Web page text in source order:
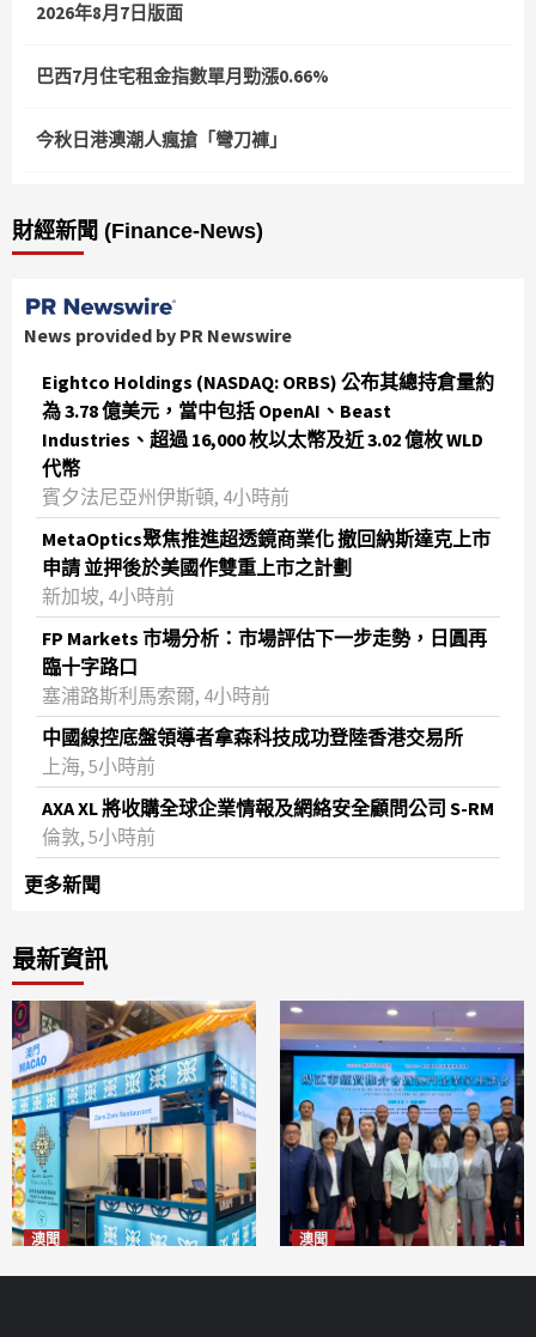
2026年8月7日版面
巴西7月住宅租金指數單月勁漲0.66%
今秋日港澳潮人瘋搶「彎刀褲」
財經新聞 (Finance-News)
News provided by PR Newswire
Eightco Holdings (NASDAQ: ORBS) 公布其總持倉量約
為 3.78 億美元，當中包括 OpenAI、Beast
Industries、超過 16,000 枚以太幣及近 3.02 億枚 WLD
代幣
賓夕法尼亞州伊斯頓, 4小時前
MetaOptics聚焦推進超透鏡商業化 撤回納斯達克上市
申請 並押後於美國作雙重上市之計劃
新加坡, 4小時前
FP Markets 市場分析：市場評估下一步走勢，日圓再
臨十字路口
塞浦路斯利馬索爾, 4小時前
中國線控底盤領導者拿森科技成功登陸香港交易所
上海, 5小時前
AXA XL 將收購全球企業情報及網絡安全顧問公司 S-RM
倫敦, 5小時前
更多新聞
最新資訊
澳聞 澳聞